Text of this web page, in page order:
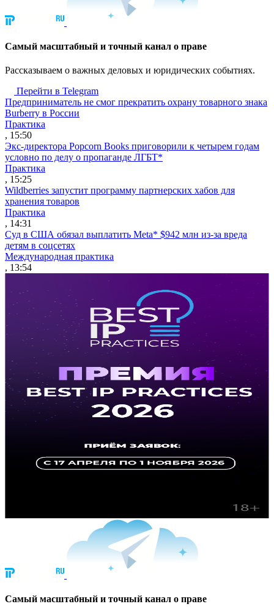
Cамый масштабный и точный канал о праве
Рассказываем о важных деловых и юридических событиях.
Перейти в Telegram
Предприниматель не смог прекратить охрану товарного знака
Burberry в России
Практика
, 15:50
Экс-директора Popcorn Books приговорили к четырем годам
условно по делу о пропаганде ЛГБТ*
Практика
, 15:25
Wildberries запустит программу партнерских хабов для
хранения товаров
Практика
, 14:31
Суд в США обязал выплатить Meta* $942 млн из-за вреда
детям в соцсетях
Международная практика
, 13:54
Cамый масштабный и точный канал о праве